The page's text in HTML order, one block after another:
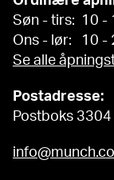
Søn - tirs: 10 -
Ons - lør: 10 -
Se alle
Postadresse:
Postboks